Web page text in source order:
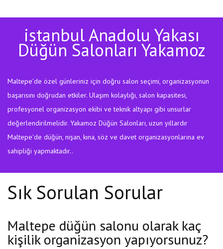
istanbul Anadolu Yakası
Düğün Salonları Yakamoz
Maltepe'de özel günleriniz için doğru salon seçimi, organizasyonun
başarısını doğrudan etkiler. Ulaşım kolaylığı, salon kapasitesi,
profesyonel organizasyon ekibi ve teknik altyapı gibi unsurlar
değerlendirilmelidir. Yakamoz Düğün Salonları, uzun yıllardır
Maltepe'de düğün, nişan, kına, söz ve davet organizasyonlarına ev
sahipliği yapmaktadır..
Sık Sorulan Sorular
Maltepe düğün salonu olarak kaç
kişilik organizasyon yapıyorsunuz?